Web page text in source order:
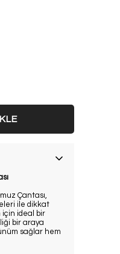
Çantası,
ile dikkat
için ideal bir
bir araya
sağlar hem